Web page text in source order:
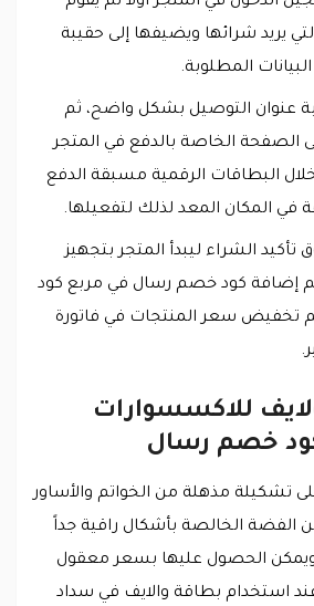
يريد شرائها ويضيفها إلى حقيبة
المطلوبة.
عنوان التوصيل بشكل واضح، ثم
الصفحة الخاصة بالدفع في المتجر
البطاقات الرقمية مسبقة الدفع
في المكان المعد لذلك لتفعيلها.
تأكيد الشراء ليبدأ المتجر بتجهيز
إضافة كود خصم رسال في مربع كود
تخفيض سعر المنتجات في فاتورة
للاكسسوارات
خصم رسال
تشكيلة مذهلة من الخواتم والأساور
الفضة الخالصة بأشكال راقية جداً
ويمكن الحصول عليها بسعر معقول
استخدام بطاقة والايف في سداد